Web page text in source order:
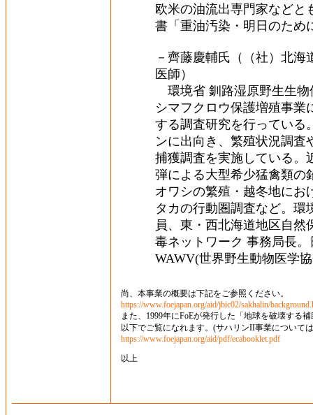
欧米の油流出専門家などと
書「重油汚染・明日のため
－齊藤慶輔氏（（社）北
医師）
環境省 釧路湿原野生生物
シマフクロウ保護増殖事業
する調査研究を行っている
ンに出向き、繁殖状況調査
捕獲調査を実施している。
弾による大型希少猛禽類の
オワシの繁殖・越冬地にお
タカの行動圏調査など。環
員、東・西北海道地区自
毒ネットワーク 事務局長
WAWV(世界野生動物医学
尚、本事業の概要は下記をご参照ください。
https://www.foejapan.org/aid/jbic02/sakhalin/
また、1999年にFoEが発行した「地球を破壊する
以下でご覧になれます。(サハリンII事業について
https://www.foejapan.org/aid/pdf/ecabooklet.pdf
以上